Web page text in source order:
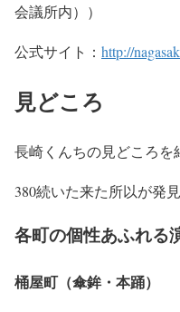
会議所内））
公式サイト： http://
見どころ
長崎くんちの見どころを
380続いた来た所以が発
各町の個性あふれる
桶屋町（傘鉾・本踊）